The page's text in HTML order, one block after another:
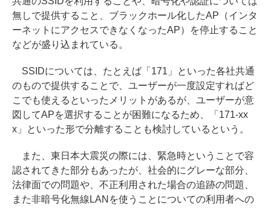
無しで提供すること、ブラックホール化したAP（インタ
ーネットにアクセスできなくなったAP）を停止すること
などが盛り込まれている。
SSIDについては、たとえば「171」といった各社共通
のもので提供することで、ユーザーが一度設定すればど
こでも使えるといったメリットがあるが、ユーザーが意
図してAPを選択することが困難になるため、「171-xx
x」といった形で分離することも検討しているという。
また、東日本大震災の際には、緊急時ということで容
認されてきた部分もあったが、社会的にグレーな部分、
法律面での問題や、不正利用された場合の追跡の問題、
また非暗号化無線LANを使うことについての利用者への